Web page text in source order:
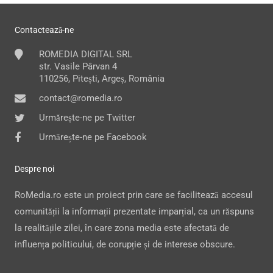
Contactează-ne
ROMEDIA DIGITAL SRL
str. Vasile Pârvan 4
110256, Pitești, Argeș, România
contact@romedia.ro
Urmărește-ne pe Twitter
Urmărește-ne pe Facebook
Despre noi
RoMedia.ro este un proiect prin care se facilitează accesul
comunității la informații prezentate imparțial, ca un răspuns
la realitățile zilei, în care zona media este afectată de
influența politicului, de corupție și de interese obscure.